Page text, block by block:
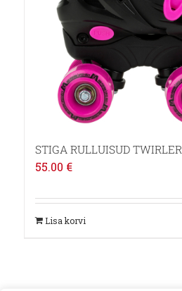
STIGA RULLUISUD
55.00 €
Lisa korvi